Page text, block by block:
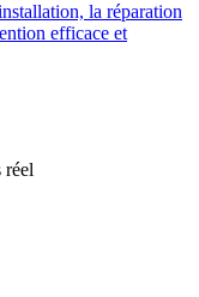
la réparation
efficace et
réel